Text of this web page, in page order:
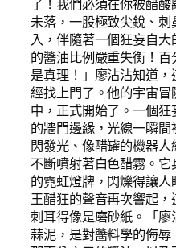
了！我們必須在你被醋
未落，一股極致尖銳、
入，伴隨著一個狂妄自
的醬油比例嚴重失衡！
是真理！」廖沾沾知道
經找上門了。他的宇宙
中，正式開始了。一個
的牆門邊緣，光線一瞬
閃發光、像醋罐的機器
不斷噴射著白色醋霧。它
的霓虹燈牌，閃爍得讓人
王醋狂的聲音再次響起，
刺耳得像是磨砂紙。「
蒜泥，是對醬料學的侮